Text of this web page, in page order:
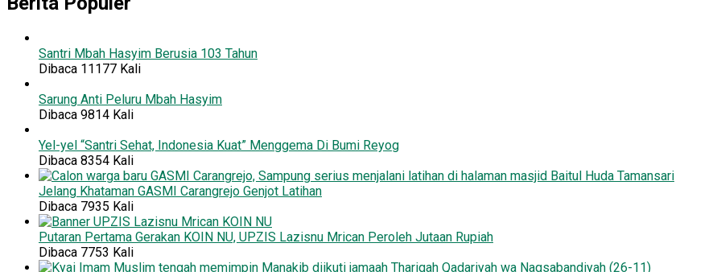
Santri Mbah Hasyim Berusia 103 Tahun
Dibaca 11177 Kali
Sarung Anti Peluru Mbah Hasyim
Dibaca 9814 Kali
Yel-yel “Santri Sehat, Indonesia Kuat” Menggema Di Bumi Reyog
Dibaca 8354 Kali
Jelang Khataman GASMI Carangrejo Genjot Latihan
Dibaca 7935 Kali
Putaran Pertama Gerakan KOIN NU, UPZIS Lazisnu Mrican Peroleh Jutaan Rupiah
Dibaca 7753 Kali